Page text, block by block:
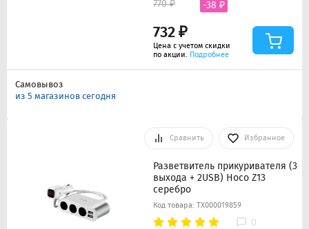
732 ₽
770 ₽ -38 ₽
Цена с учетом скидки
по акции. Подробнее
Самовывоз
из 5 магазинов сегодня
Сравнить Избранное
Разветвитель прикуривателя (3
выхода + 2USB) Hoco Z13
серебро
Код товара: ТХ000019859
0